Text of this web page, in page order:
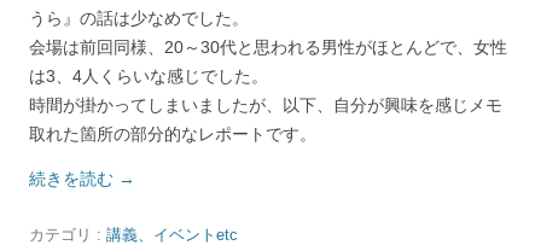
うら』の話は少なめでした。
会場は前回同様、20～30代と思われる男性がほとんどで、女性
は3、4人くらいな感じでした。
時間が掛かってしまいましたが、以下、自分が興味を感じメモ
取れた箇所の部分的なレポートです。
続きを読む →
カテゴリ : 講義、イベントetc